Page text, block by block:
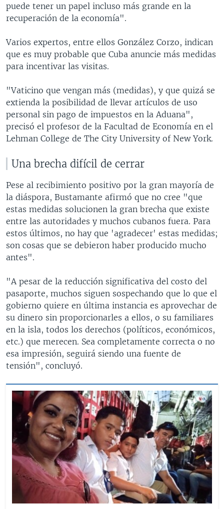
puede tener un papel incluso más grande en la
recuperación de la economía".
Varios expertos, entre ellos González Corzo, indican
que es muy probable que Cuba anuncie más medidas
para incentivar las visitas.
"Vaticino que vengan más (medidas), y que quizá se
extienda la posibilidad de llevar artículos de uso
personal sin pago de impuestos en la Aduana",
precisó el profesor de la Facultad de Economía en el
Lehman College de The City University of New York.
Una brecha difícil de cerrar
Pese al recibimiento positivo por la gran mayoría de
la diáspora, Bustamante afirmó que no cree "que
estas medidas solucionen la gran brecha que existe
entre las autoridades y muchos cubanos fuera. Para
estos últimos, no hay que 'agradecer' estas medidas;
son cosas que se debieron haber producido mucho
antes".
"A pesar de la reducción significativa del costo del
pasaporte, muchos siguen sospechando que lo que el
gobierno quiere en última instancia es aprovechar de
su dinero sin proporcionarles a ellos, o su familiares
en la isla, todos los derechos (políticos, económicos,
etc.) que merecen. Sea completamente correcta o no
esa impresión, seguirá siendo una fuente de
tensión", concluyó.